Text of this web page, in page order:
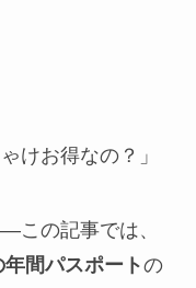
けお得なの？」
この記事では、
間パスポートの